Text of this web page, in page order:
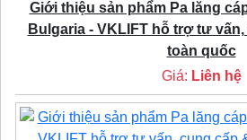
Giới thiệu sản phẩm Pa lăng
Bulgaria - VKLIFT hỗ trợ tư
toàn quốc
Giá: Liên hệ